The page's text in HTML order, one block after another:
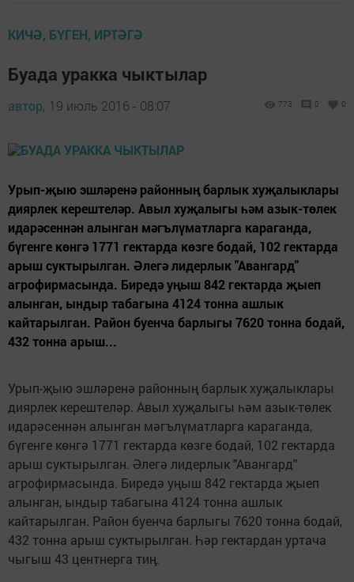
КИЧӘ, БҮГЕН, ИРТӘГӘ
Буада уракка чыктылар
автор, 19 июль 2016 - 08:07 773 0 0
Урып-җыю эшләренә районның барлык хуҗалыклары
диярлек керештеләр. Авыл хуҗалыгы һәм азык-төлек
идарәсеннән алынган мәгълүматларга караганда,
бүгенге көнгә 1771 гектарда көзге бодай, 102 гектарда
арыш суктырылган. Әлегә лидерлык "Авангард"
агрофирмасында. Биредә уңыш 842 гектарда җыеп
алынган, ындыр табагына 4124 тонна ашлык
кайтарылган. Район буенча барлыгы 7620 тонна бодай,
432 тонна арыш...
Урып-җыю эшләренә районның барлык хуҗалыклары
диярлек керештеләр. Авыл хуҗалыгы һәм азык-төлек
идарәсеннән алынган мәгълүматларга караганда,
бүгенге көнгә 1771 гектарда көзге бодай, 102 гектарда
арыш суктырылган. Әлегә лидерлык "Авангард"
агрофирмасында. Биредә уңыш 842 гектарда җыеп
алынган, ындыр табагына 4124 тонна ашлык
кайтарылган. Район буенча барлыгы 7620 тонна бодай,
432 тонна арыш суктырылган. Һәр гектардан уртача
чыгыш 43 центнерга тиң.